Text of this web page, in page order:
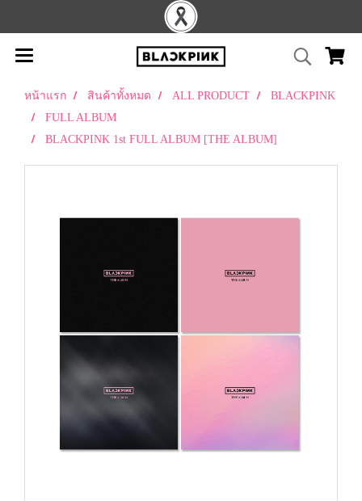
หน้าแรก สินค้าทั้งหมด ALL PRODUCT
BLACKPINK
FULL ALBUM
BLACKPINK 1st FULL ALBUM [THE ALBUM]